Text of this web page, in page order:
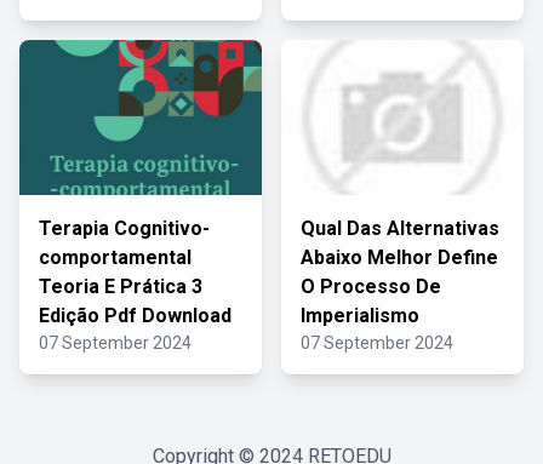
Terapia Cognitivo-
comportamental
Teoria E Prática 3
Edição Pdf Download
07 September 2024
Qual Das Alternativas
Abaixo Melhor Define
O Processo De
Imperialismo
07 September 2024
Copyright © 2024 RETOEDU